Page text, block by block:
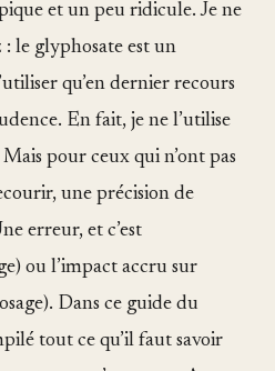
et un peu ridicule. Je ne
: le glyphosate est un
qu’en dernier recours
En fait, je ne l’utilise
pour ceux qui n’ont pas
une précision de
erreur, et c’est
ou l’impact accru sur
Dans ce guide du
tout ce qu’il faut savoir